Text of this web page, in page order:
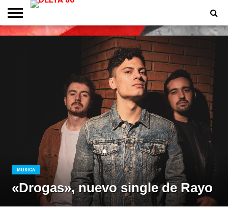
ENTREVISTAS
MUSICA
«Drogas», nuevo single de Rayo